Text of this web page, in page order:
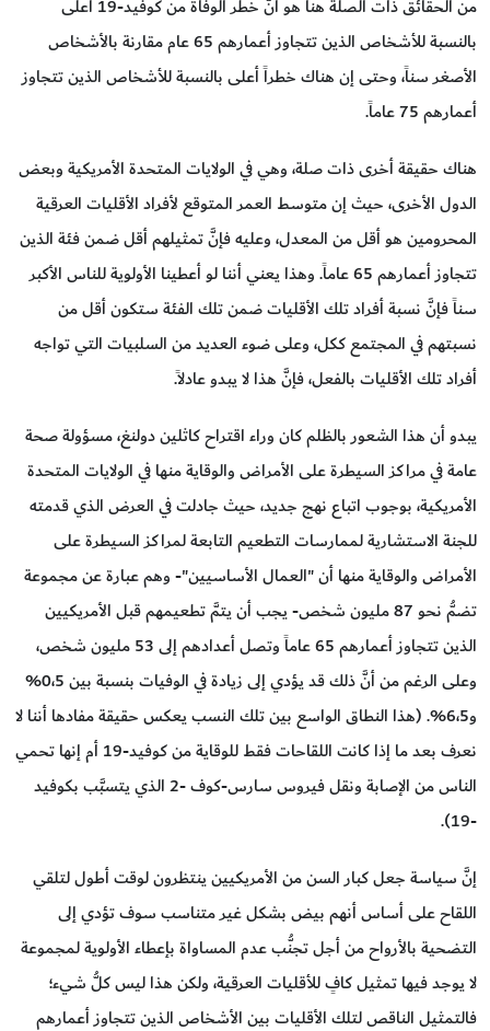
من الحقائق ذات الصلة هنا هو أنَّ خطر الوفاة من كوفيد-19 أعلى
بالنسبة للأشخاص الذين تتجاوز أعمارهم 65 عام مقارنة بالأشخاص
الأصغر سناً، وحتى إن هناك خطراً أعلى بالنسبة للأشخاص الذين تتجاوز
أعمارهم 75 عاماً.
هناك حقيقة أخرى ذات صلة، وهي في الولايات المتحدة الأمريكية وبعض
الدول الأخرى، حيث إن متوسط العمر المتوقع لأفراد الأقليات العرقية
المحرومين هو أقل من المعدل، وعليه فإنَّ تمثيلهم أقل ضمن فئة الذين
تتجاوز أعمارهم 65 عاماً. وهذا يعني أننا لو أعطينا الأولوية للناس الأكبر
سناً فإنَّ نسبة أفراد تلك الأقليات ضمن تلك الفئة ستكون أقل من
نسبتهم في المجتمع ككل، وعلى ضوء العديد من السلبيات التي تواجه
أفراد تلك الأقليات بالفعل، فإنَّ هذا لا يبدو عادلاً.
يبدو أن هذا الشعور بالظلم كان وراء اقتراح كاثلين دولنغ، مسؤولة صحة
عامة في مراكز السيطرة على الأمراض والوقاية منها في الولايات المتحدة
الأمريكية، بوجوب اتباع نهج جديد، حيث جادلت في العرض الذي قدمته
للجنة الاستشارية لممارسات التطعيم التابعة لمراكز السيطرة على
الأمراض والوقاية منها أن "العمال الأساسيين"- وهم عبارة عن مجموعة
تضمُّ نحو 87 مليون شخص- يجب أن يتمَّ تطعيمهم قبل الأمريكيين
الذين تتجاوز أعمارهم 65 عاماً وتصل أعدادهم إلى 53 مليون شخص،
وعلى الرغم من أنَّ ذلك قد يؤدي إلى زيادة في الوفيات بنسبة بين 0،5%
و6،5%. (هذا النطاق الواسع بين تلك النسب يعكس حقيقة مفادها أننا لا
نعرف بعد ما إذا كانت اللقاحات فقط للوقاية من كوفيد-19 أم إنها تحمي
الناس من الإصابة ونقل فيروس سارس-كوف -2 الذي يتسبَّب بكوفيد
-19).
إنَّ سياسة جعل كبار السن من الأمريكيين ينتظرون لوقت أطول لتلقي
اللقاح على أساس أنهم بيض بشكل غير متناسب سوف تؤدي إلى
التضحية بالأرواح من أجل تجنُّب عدم المساواة بإعطاء الأولوية لمجموعة
لا يوجد فيها تمثيل كافٍ للأقليات العرقية، ولكن هذا ليس كلُّ شيء؛
فالتمثيل الناقص لتلك الأقليات بين الأشخاص الذين تتجاوز أعمارهم